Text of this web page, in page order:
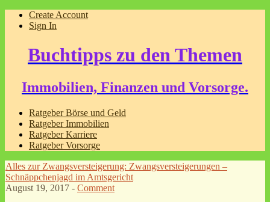
Create Account
Sign In
Buchtipps zu den Themen
Immobilien, Finanzen und Vorsorge.
Ratgeber Börse und Geld
Ratgeber Immobilien
Ratgeber Karriere
Ratgeber Vorsorge
Alles zur Zwangsversteigerung: Zwangsversteigerungen –
Schnäppchenjagd im Amtsgericht
August 19, 2017 - Comment